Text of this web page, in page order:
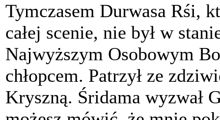
Tymczasem Durwasa Rśi,
całej scenie, nie był w
Najwyższym Osobowym
chłopcem. Patrzył ze
Kryszną. Śridama wyzwał